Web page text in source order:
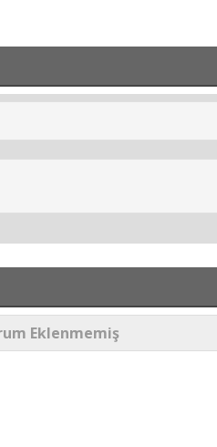
Eklenmemiş